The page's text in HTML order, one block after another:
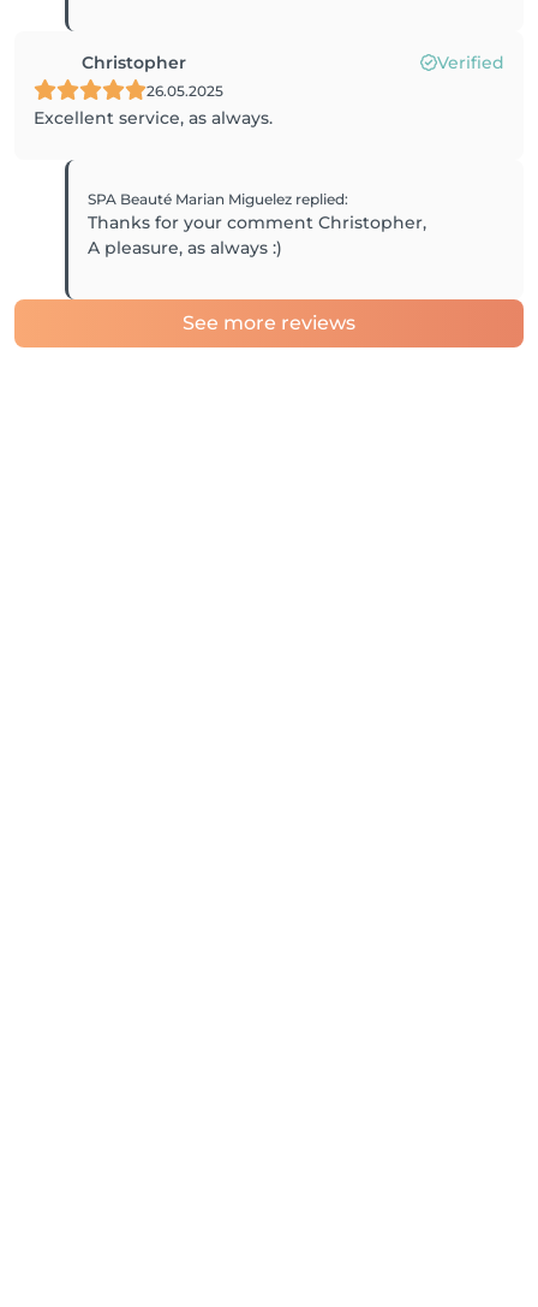
Christopher Verified
26.05.2025
Excellent service, as always.
SPA Beauté Marian Miguelez replied:
Thanks for your comment Christopher,
A pleasure, as always :)
See more reviews